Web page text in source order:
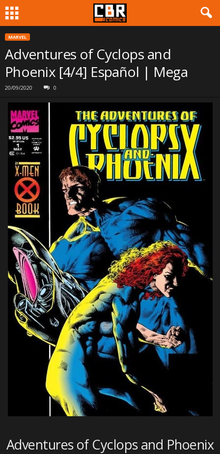
MARVEL
Adventures of Cyclops and
Phoenix [4/4] Español | Mega
20/09/2020 0
Adventures of Cyclops and Phoenix